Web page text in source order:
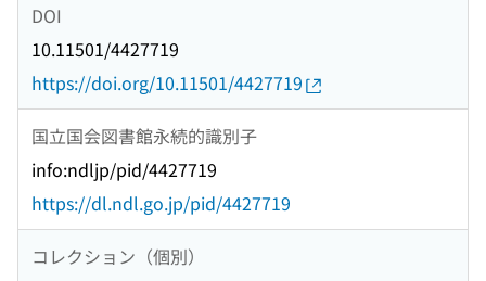
DOI
10.11501/4427719
https://doi.org/10.11501/4427719
国立国会図書館永続的識別子
info:ndljp/pid/4427719
https://dl.ndl.go.jp/pid/4427719
コレクション（個別）